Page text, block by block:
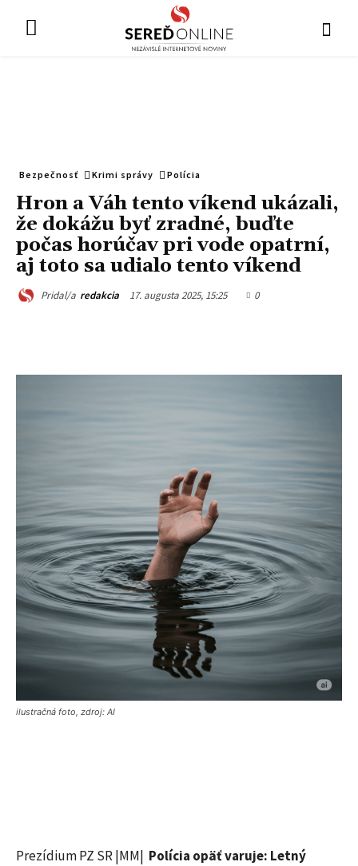
Bezpečnosť Krimi správy Polícia
Hron a Váh tento víkend ukázali,
že dokážu byť zradné, buďte
počas horúčav pri vode opatrní,
aj toto sa udialo tento víkend
Pridal/a redakcia 17. augusta 2025, 15:25 0
ilustračná foto, zdroj: AI
Prezídium PZ SR |MM| Polícia opäť varuje: Letný